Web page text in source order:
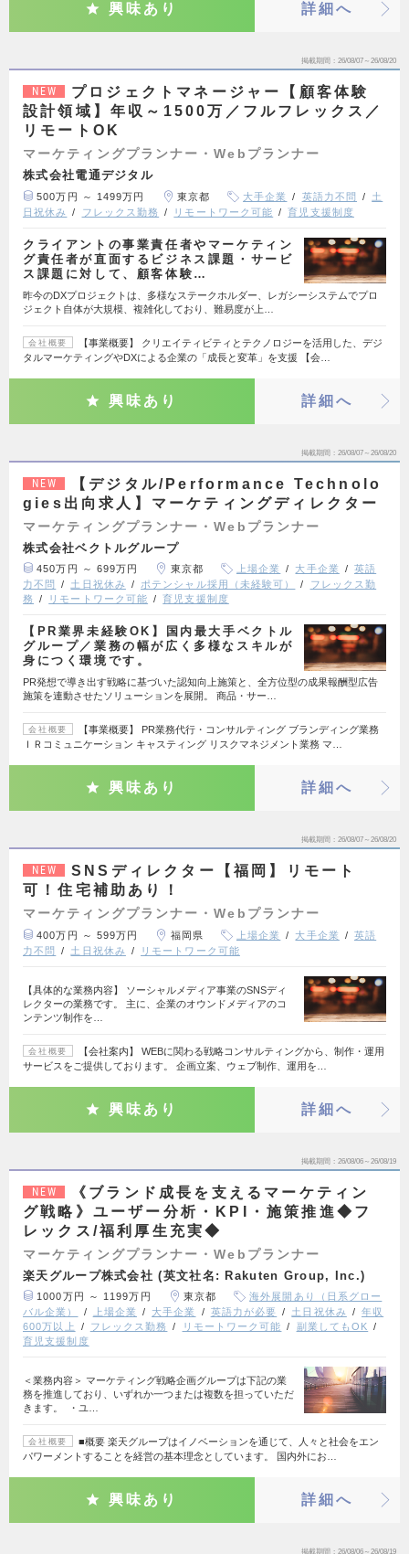
興味あり 詳細へ
掲載期間 26/08/07～26/08/20
NEW
プロジェクトマネージャー【顧客体験
設計領域】年収～1500万／フルフレックス／
リモートOK
マーケティングプランナー・Webプランナー
株式会社電通デジタル
500万円 ～ 1499万円 東京都 大手企業 英語力不問
土
日祝休み
フレックス勤務 リモートワーク可能 育児支援制度
クライアントの事業責任者やマーケティン
グ責任者が直面するビジネス課題・サービ
ス課題に対して、顧客体験…
昨今のDXプロジェクトは、多様なステークホルダー、レガシーシステムでプロ
ジェクト自体が大規模、複雑化しており、難易度が上…
会社概要
【事業概要】 クリエイティビティとテクノロジーを活用した、デジ
タルマーケティングやDXによる企業の「成長と変革」を支援 【会…
興味あり 詳細へ
掲載期間 26/08/07～26/08/20
NEW
【デジタル/Performance Technolo
gies出向求人】マーケティングディレクター
マーケティングプランナー・Webプランナー
株式会社ベクトルグループ
450万円 ～ 699万円 東京都 上場企業 大手企業
英語
力不問
土日祝休み ポテンシャル採用（未経験可）
フレックス勤
務
リモートワーク可能 育児支援制度
【PR業界未経験OK】国内最大手ベクトル
グループ／業務の幅が広く多様なスキルが
身につく環境です。
PR発想で導き出す戦略に基づいた認知向上施策と、全方位型の成果報酬型広告
施策を連動させたソリューションを展開。 商品・サー…
会社概要
【事業概要】 PR業務代行・コンサルティング ブランディング業務
ＩＲコミュニケーション キャスティング リスクマネジメント業務 マ…
興味あり 詳細へ
掲載期間 26/08/07～26/08/20
NEW
SNSディレクター【福岡】リモート
可！住宅補助あり！
マーケティングプランナー・Webプランナー
400万円 ～ 599万円 福岡県 上場企業 大手企業
英語
力不問
土日祝休み リモートワーク可能
【具体的な業務内容】 ソーシャルメディア事業のSNSディ
レクターの業務です。 主に、企業のオウンドメディアのコ
ンテンツ制作を…
会社概要
【会社案内】 WEBに関わる戦略コンサルティングから、制作・運用
サービスをご提供しております。 企画立案、ウェブ制作、運用を…
興味あり 詳細へ
掲載期間 26/08/06～26/08/19
NEW
《ブランド成長を支えるマーケティン
グ戦略》ユーザー分析・KPI・施策推進◆フ
レックス/福利厚生充実◆
マーケティングプランナー・Webプランナー
楽天グループ株式会社 (英文社名: Rakuten Group, Inc.)
1000万円 ～ 1199万円 東京都
海外展開あり（日系グロー
バル企業）
上場企業 大手企業 英語力が必要 土日祝休み
年収
600万以上
フレックス勤務 リモートワーク可能
副業してもOK
育児支援制度
＜業務内容＞ マーケティング戦略企画グループは下記の業
務を推進しており、いずれか一つまたは複数を担っていただ
きます。 ・ユ…
会社概要
■概要 楽天グループはイノベーションを通じて、人々と社会をエン
パワーメントすることを経営の基本理念としています。 国内外にお…
興味あり 詳細へ
掲載期間 26/08/06～26/08/19